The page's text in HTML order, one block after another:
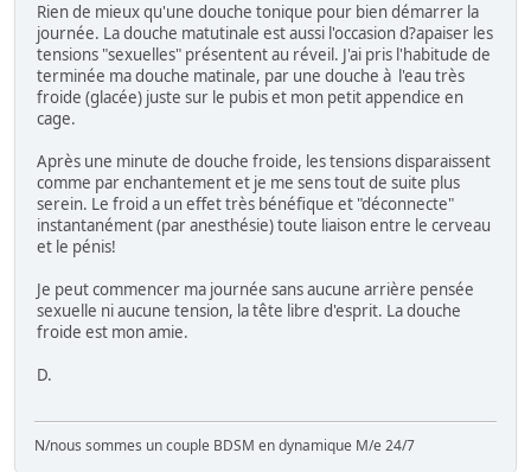
Rien de mieux qu'une douche tonique pour bien démarrer la
journée. La douche matutinale est aussi l'occasion d?apaiser les
tensions "sexuelles" présentent au réveil. J'ai pris l'habitude de
terminée ma douche matinale, par une douche à l'eau très
froide (glacée) juste sur le pubis et mon petit appendice en
cage.
Après une minute de douche froide, les tensions disparaissent
comme par enchantement et je me sens tout de suite plus
serein. Le froid a un effet très bénéfique et "déconnecte"
instantanément (par anesthésie) toute liaison entre le cerveau
et le pénis!
Je peut commencer ma journée sans aucune arrière pensée
sexuelle ni aucune tension, la tête libre d'esprit. La douche
froide est mon amie.
D.
N/nous sommes un couple BDSM en dynamique M/e 24/7